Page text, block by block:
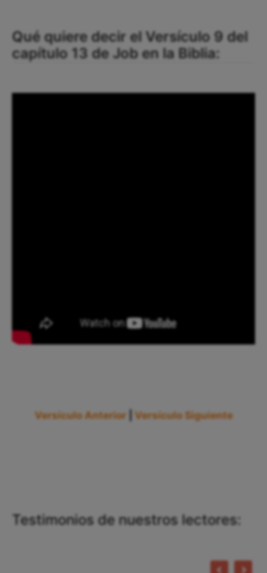
Qué quiere decir el Versículo 9 del
capítulo 13 de Job en la Biblia:
Versículo Anterior Versículo Siguiente
Testimonios de nuestros lectores: